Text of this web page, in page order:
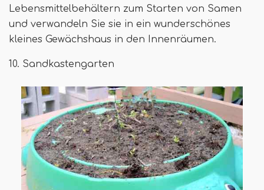
Lebensmittelbehältern zum Starten von Samen
und verwandeln Sie sie in ein wunderschönes
kleines Gewächshaus in den Innenräumen.
10. Sandkastengarten